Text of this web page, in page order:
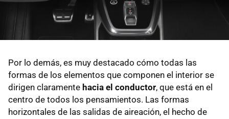
Por lo demás, es muy destacado cómo todas las
formas de los elementos que componen el interior se
dirigen claramente hacia el conductor, que está en el
centro de todos los pensamientos. Las formas
horizontales de las salidas de aireación, el hecho de